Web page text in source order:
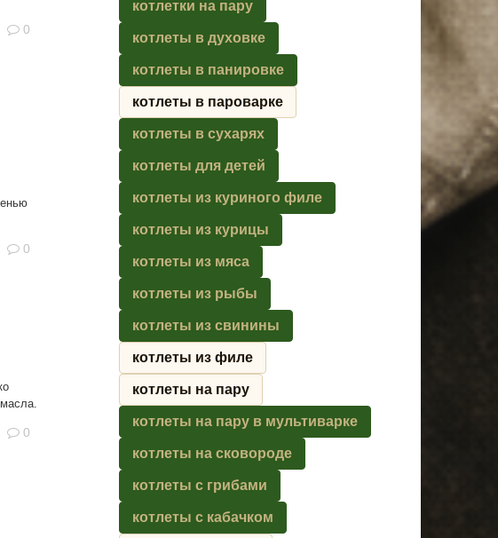
0
0
0
котлетки на пару
котлеты в духовке
котлеты в панировке
котлеты в пароварке
котлеты в сухарях
котлеты для детей
котлеты из куриного филе
котлеты из курицы
котлеты из мяса
котлеты из рыбы
котлеты из свинины
котлеты из филе
котлеты на пару
котлеты на пару в мультиварке
котлеты на сковороде
котлеты с грибами
котлеты с кабачком